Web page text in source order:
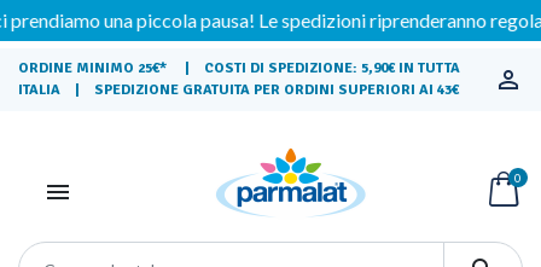
una piccola pausa! Le spedizioni riprenderanno
ORDINE MINIMO 25€* | COSTI DI SPEDIZIONE: 5,90€ IN TUTTA
ITALIA | SPEDIZIONE GRATUITA PER ORDINI SUPERIORI AI 43€


0